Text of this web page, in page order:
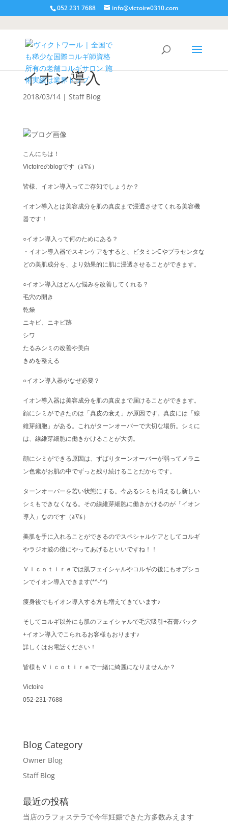
052 231 7688 info@victoire0310.com
イオン導入
2018/03/14| Staff Blog
こんにちは！
Victoireのblogです（≧∇≦）
皆様、イオン導入ってご存知でしょうか？
イオン導入とは美容成分を肌の真皮まで浸透させてくれる美容機
器です！
○イオン導入って何のためにある？
・イオン導入器でスキンケアをすると、ビタミンCやプラセンタな
どの美肌成分を、より効果的に肌に浸透させることができます。
○イオン導入はどんな悩みを改善してくれる？
毛穴の開き
乾燥
ニキビ、ニキビ跡
シワ
たるみシミの改善や美白
きめを整える
○イオン導入器がなぜ必要？
イオン導入器は美容成分を肌の真皮まで届けることができます。
顔にシミができたのは「真皮の衰え」が原因です。真皮には「線
維芽細胞」がある。これがターンオーバーで大切な場所。シミに
は、線維芽細胞に働きかけることが大切。
顔にシミができる原因は、ずばりターンオーバーが弱ってメラニ
ン色素がお肌の中でずっと残り続けることだからです。
ターンオーバーを若い状態にする。今あるシミも消えるし新しい
シミもできなくなる。その線維芽細胞に働きかけるのが「イオン
導入」なのです（≧∇≦）
美肌を手に入れることができるのでスペシャルケアとしてコルギ
やラジオ波の後にやってあげるといいですね！！
Ｖｉｃｏｔｉｒｅでは肌フェイシャルやコルギの後にもオプショ
ンでイオン導入できます(*^-^*)
痩身後でもイオン導入する方も増えてきています♪
そしてコルギ以外にも肌のフェイシャルで毛穴吸引+石膏パック
+イオン導入でこられるお客様もおります♪
詳しくはお電話ください！
皆様もＶｉｃｏｔｉｒｅで一緒に綺麗になりませんか？
Victoire
052-231-7688
Blog Category
Owner Blog
Staff Blog
最近の投稿
当店のラフォステラで今年妊娠できた方多数みえます